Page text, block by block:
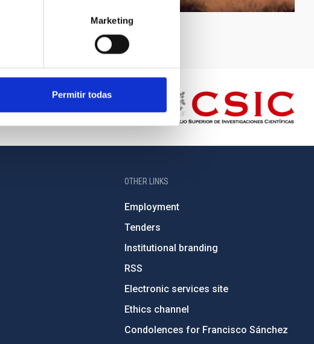
Marketing
Permitir todas
OTHER LINKS
Employment
Tenders
Institutional branding
RSS
Electronic services site
Ethics channel
Condolences for Francisco Sánchez